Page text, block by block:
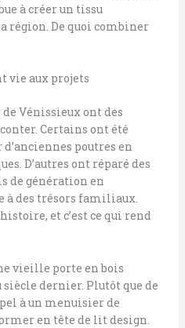
à créer un tissu
région. De quoi combiner
vie aux projets
Vénissieux ont des
Certains ont été
poutres en
D’autres ont réparé des
de génération en
à des trésors familiaux.
et c’est ce qui rend
vieille porte en bois
dernier. Plutôt que de
à un menuisier de
en tête de lit design.